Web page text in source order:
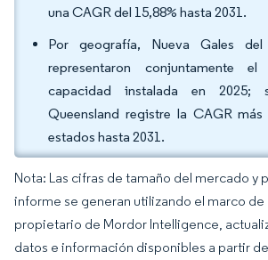
una CAGR del 15,88% hasta 2031.
Por geografía, Nueva Gales
representaron conjuntamente
capacidad instalada en 2025;
Queensland registre la CAGR
estados hasta 2031.
Nota: Las cifras de tamaño del mercado y
informe se generan utilizando el marco
propietario de Mordor Intelligence,
datos e información disponibles a partir